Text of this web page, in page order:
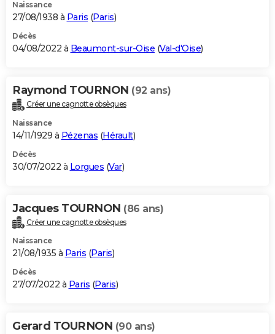
Naissance
27/08/1938 à Paris (Paris)
Décès
04/08/2022 à Beaumont-sur-Oise (Val-d'Oise)
Raymond TOURNON (92 ans)
Créer une cagnotte obsèques
Naissance
14/11/1929 à Pézenas (Hérault)
Décès
30/07/2022 à Lorgues (Var)
Jacques TOURNON (86 ans)
Créer une cagnotte obsèques
Naissance
21/08/1935 à Paris (Paris)
Décès
27/07/2022 à Paris (Paris)
Gerard TOURNON (90 ans)